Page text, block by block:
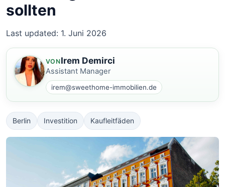
sollten
Last updated: 1. Juni 2026
VONIrem Demirci
Assistant Manager
irem@sweethome-immobilien.de
Berlin Investition Kaufleitfäden